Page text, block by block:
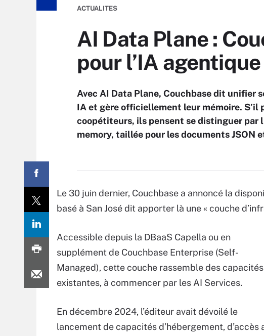
ACTUALITES
AI Data Plane :
pour l’IA agentique
Avec AI Data Plane, Couchbase dit unifier
IA et gère officiellement leur mémoire. S’il
coopétiteurs, ils pensent se distinguer par
memory, taillée pour les documents JSON
Le 30 juin dernier, Couchbase a annoncé la
basé à San José dit apporter là une « couche
Accessible depuis la DBaaS Capella ou en
supplément de Couchbase Enterprise (Self-
Managed), cette couche rassemble des capacités
existantes, à commencer par les AI Services.
En décembre 2024, l’éditeur avait dévoilé le
lancement de capacités d’hébergement, d’accès